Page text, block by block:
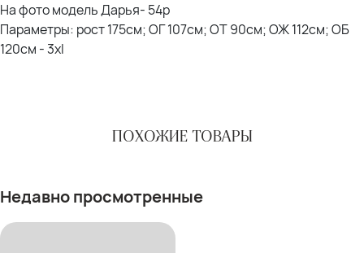
На фото модель Дарья- 54р
Параметры: рост 175см; ОГ 107см; ОТ 90см; ОЖ 112см; ОБ
120см - 3xl
ПОХОЖИЕ ТОВАРЫ
Недавно просмотренные